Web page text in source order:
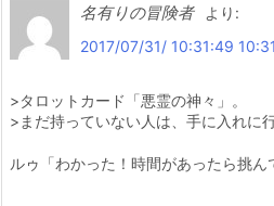
名有りの冒険者
より:
2017/07/31/ 10:31:49
>タロットカード「悪霊の神々」。
>まだ持っていない人は、手に入れに
ルゥ「わかった！時間があったら挑ん